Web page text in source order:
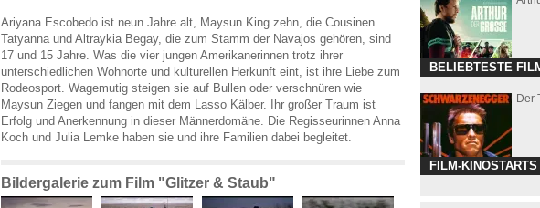
Ariyana Escobedo ist neun Jahre alt, Maysun King zehn, die Cousinen
Tatyanna und Altraykia Begay, die zum Stamm der Navajos gehören, sind
17 und 15 Jahre. Was die vier jungen Amerikanerinnen trotz ihrer
unterschiedlichen Wohnorte und kulturellen Herkunft eint, ist ihre Liebe zum
Rodeosport. Wagemutig steigen sie auf Bullen oder verschnüren wie
Maysun Ziegen und fangen mit dem Lasso Kälber. Ihr großer Traum ist
Erfolg und Anerkennung in dieser Männerdomäne. Die Regisseurinnen Anna
Koch und Julia Lemke haben sie und ihre Familien dabei begleitet.
Bildergalerie zum Film "Glitzer & Staub"
BELIEBTESTE
Der
FILM-KINOSTARTS